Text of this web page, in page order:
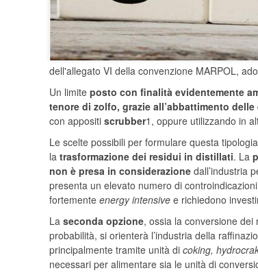
dell'allegato VI della convenzione MARPOL,
Un limite posto con finalità evidentemente
tenore di zolfo, grazie all’abbattimento
con appositi scrubber1, oppure utilizzando in
Le scelte possibili per formulare questa
la trasformazione dei residui in distillati. La
non è presa in considerazione dall’industria
presenta un elevato numero di
fortemente energy intensive e richiedono
La seconda opzione, ossia la conversione
probabilità, si orienterà l’industria della
principalmente tramite unità di coking,
necessari per alimentare sia le unità di